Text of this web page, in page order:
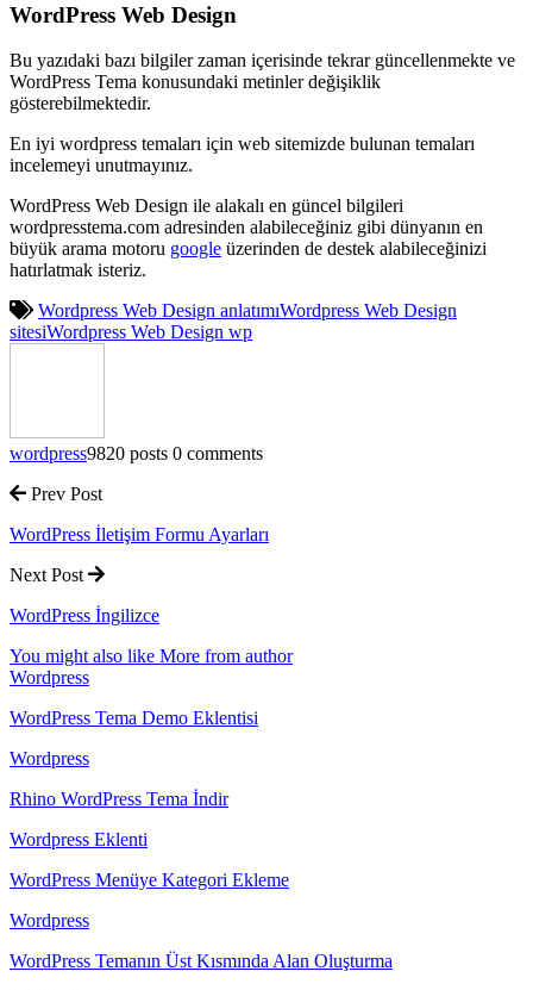
WordPress Web Design
Bu yazıdaki bazı bilgiler zaman içerisinde tekrar güncellenmekte ve
WordPress Tema konusundaki metinler değişiklik
gösterebilmektedir.
En iyi wordpress temaları için web sitemizde bulunan temaları
incelemeyi unutmayınız.
WordPress Web Design ile alakalı en güncel bilgileri
wordpresstema.com adresinden alabileceğiniz gibi dünyanın en
büyük arama motoru google üzerinden de destek alabileceğinizi
hatırlatmak isteriz.
Wordpress Web Design anlatımıWordpress Web Design
sitesiWordpress Web Design wp
wordpress9820 posts 0 comments
Prev Post
WordPress İletişim Formu Ayarları
Next Post
WordPress İngilizce
You might also like More from author
Wordpress
WordPress Tema Demo Eklentisi
Wordpress
Rhino WordPress Tema İndir
Wordpress Eklenti
WordPress Menüye Kategori Ekleme
Wordpress
WordPress Temanın Üst Kısmında Alan Oluşturma